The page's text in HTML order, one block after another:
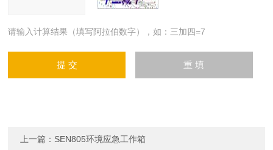
请输入计算结果（填写阿拉伯数字），如：三加四=7
上一篇： SEN805环境应急工作箱